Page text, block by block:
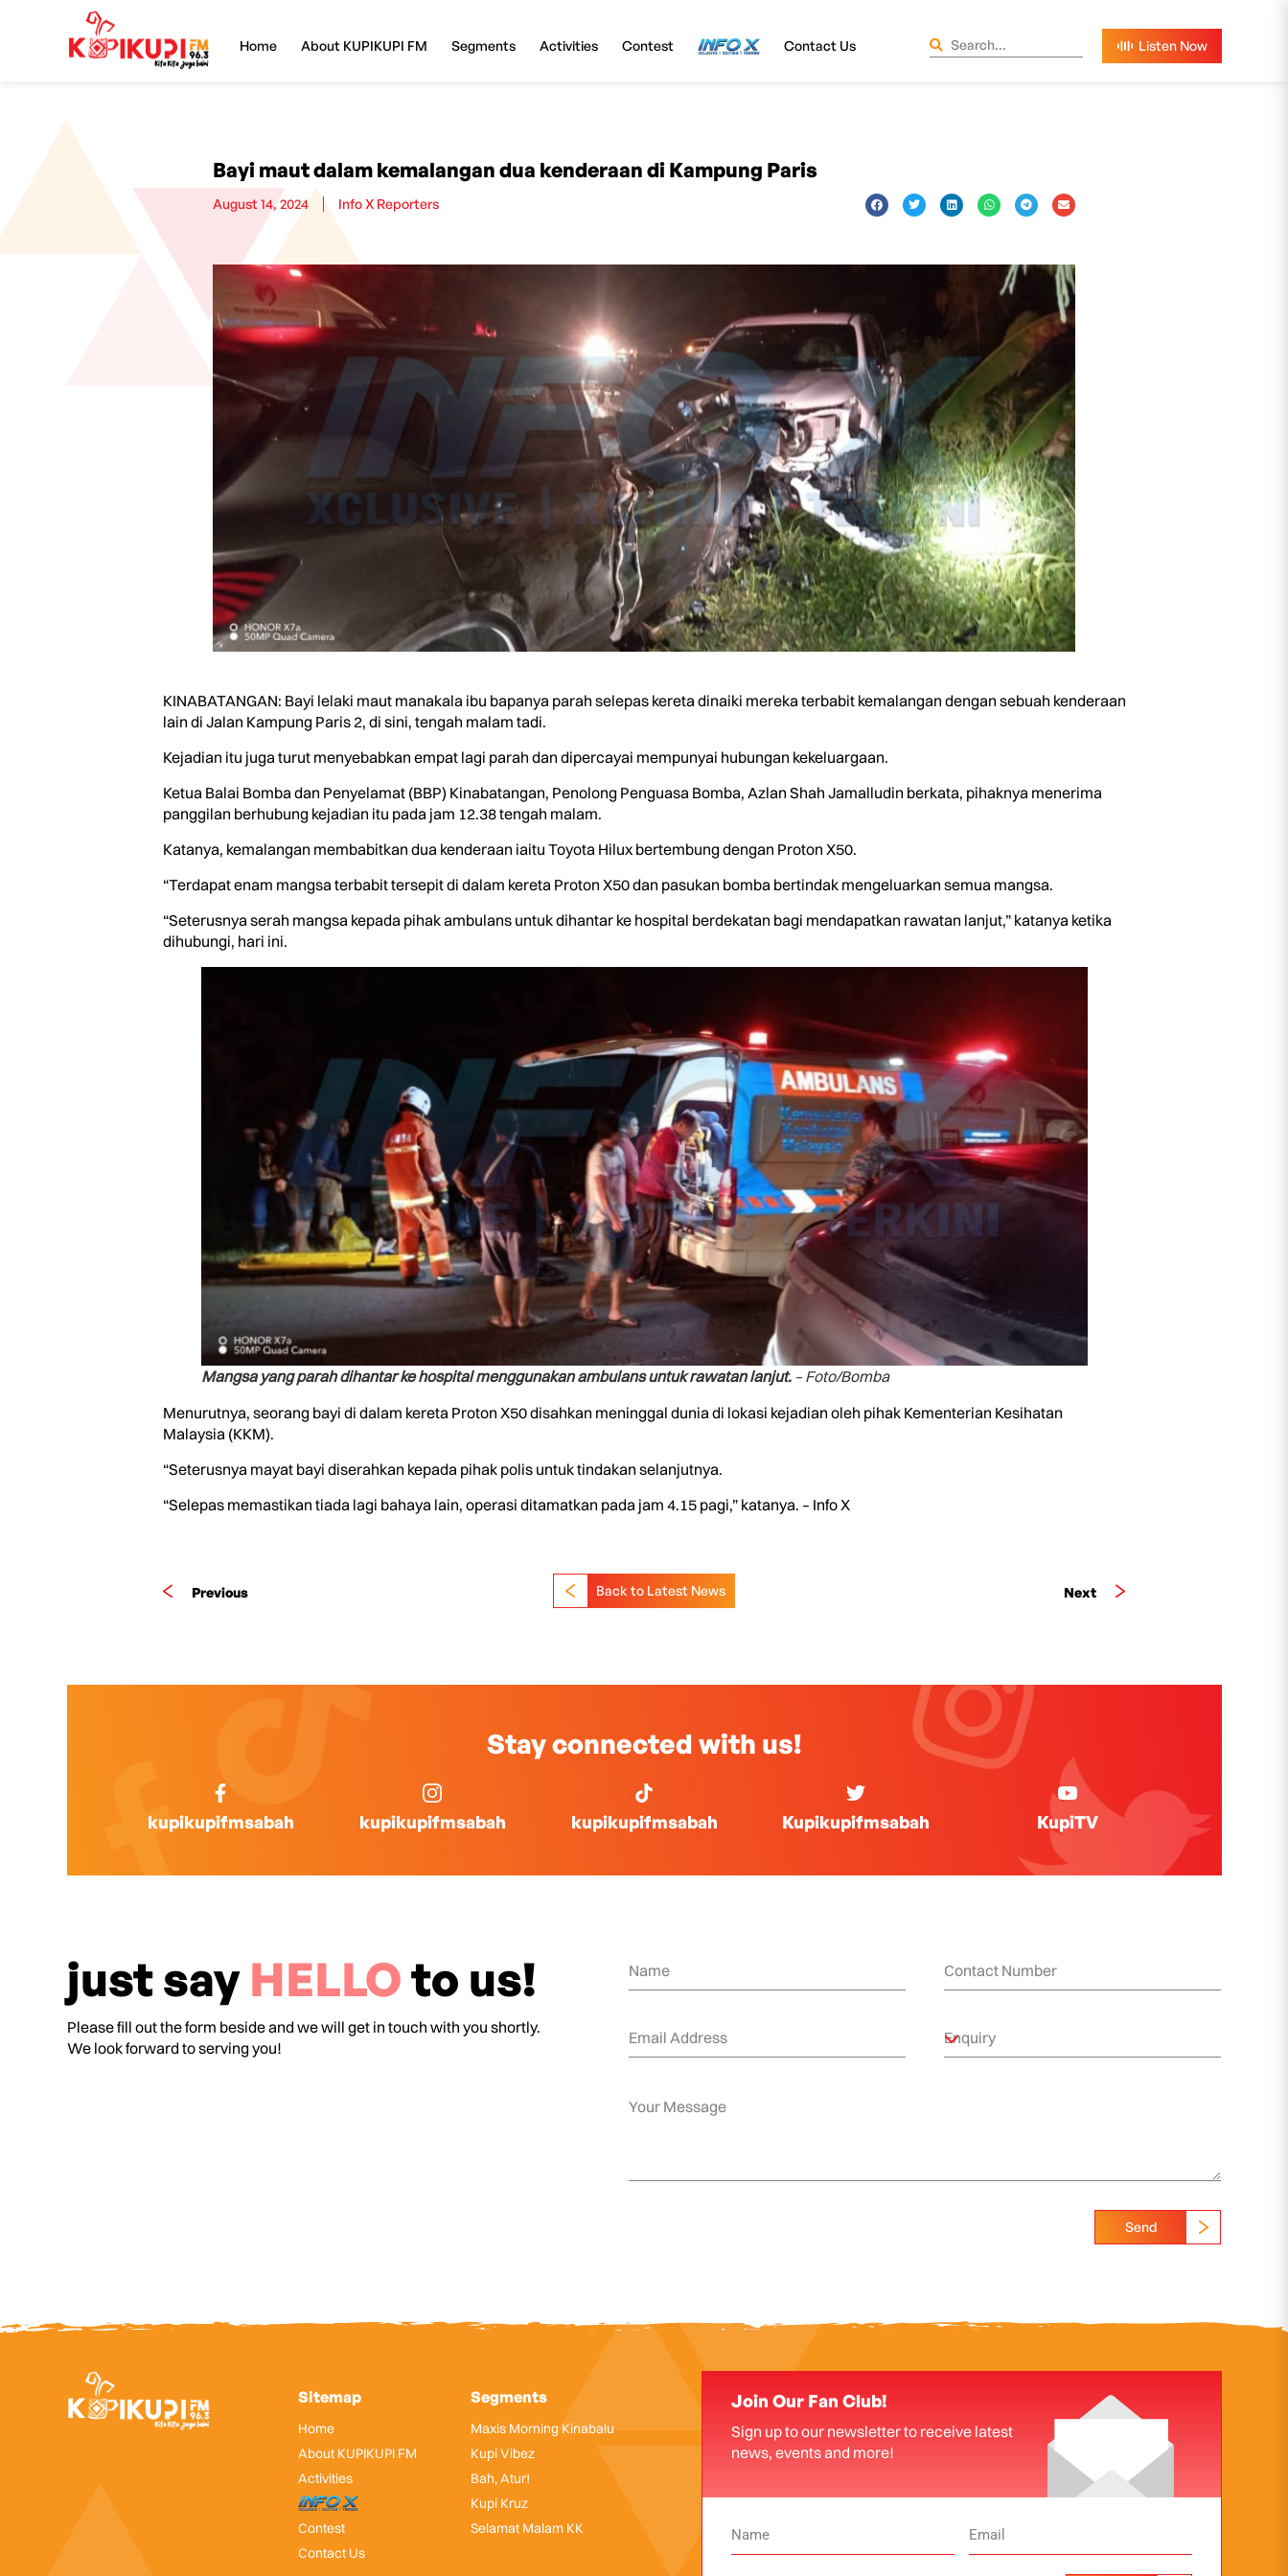
Home About KUPIKUPI FM Segments Activities Contest InfoX Contact Us
Bayi maut dalam kemalangan dua kenderaan di Kampung Paris
August 14, 2024 Info X Reporters
KINABATANGAN: Bayi lelaki maut manakala ibu bapanya parah selepas kereta dinaiki mereka terbabit kemalangan dengan sebuah kenderaan
lain di Jalan Kampung Paris 2, di sini, tengah malam tadi.
Kejadian itu juga turut menyebabkan empat lagi parah dan dipercayai mempunyai hubungan kekeluargaan.
Ketua Balai Bomba dan Penyelamat (BBP) Kinabatangan, Penolong Penguasa Bomba, Azlan Shah Jamalludin berkata, pihaknya menerima
panggilan berhubung kejadian itu pada jam 12.38 tengah malam.
Katanya, kemalangan membabitkan dua kenderaan iaitu Toyota Hilux bertembung dengan Proton X50.
“Terdapat enam mangsa terbabit tersepit di dalam kereta Proton X50 dan pasukan bomba bertindak mengeluarkan semua mangsa.
“Seterusnya serah mangsa kepada pihak ambulans untuk dihantar ke hospital berdekatan bagi mendapatkan rawatan lanjut,” katanya ketika
dihubungi, hari ini.
Mangsa yang parah dihantar ke hospital menggunakan ambulans untuk rawatan lanjut.– Foto/Bomba
Menurutnya, seorang bayi di dalam kereta Proton X50 disahkan meninggal dunia di lokasi kejadian oleh pihak Kementerian Kesihatan
Malaysia (KKM).
“Seterusnya mayat bayi diserahkan kepada pihak polis untuk tindakan selanjutnya.
“Selepas memastikan tiada lagi bahaya lain, operasi ditamatkan pada jam 4.15 pagi,” katanya. – Info X
Previous Next
Back to Latest News
Stay connected with us!
kupikupifmsabah kupikupifmsabah kupikupifmsabah Kupikupifmsabah KupiTV
just say HELLOto us!
Please fill out the form beside and we will get in touch with you shortly.
We look forward to serving you!
Send
Sitemap
Home
About KUPIKUPI FM
Activities
InfoX
Contest
Contact Us
Segments
Maxis Morning Kinabalu
Kupi Vibez
Bah, Atur!
Kupi Kruz
Selamat Malam KK
Join Our Fan Club!
Sign up to our newsletter to receive latest
news, events and more!